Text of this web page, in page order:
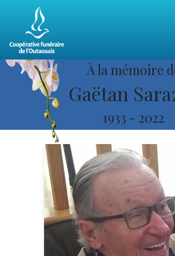
À la mémoire
Gaëtan
1933 - 2022